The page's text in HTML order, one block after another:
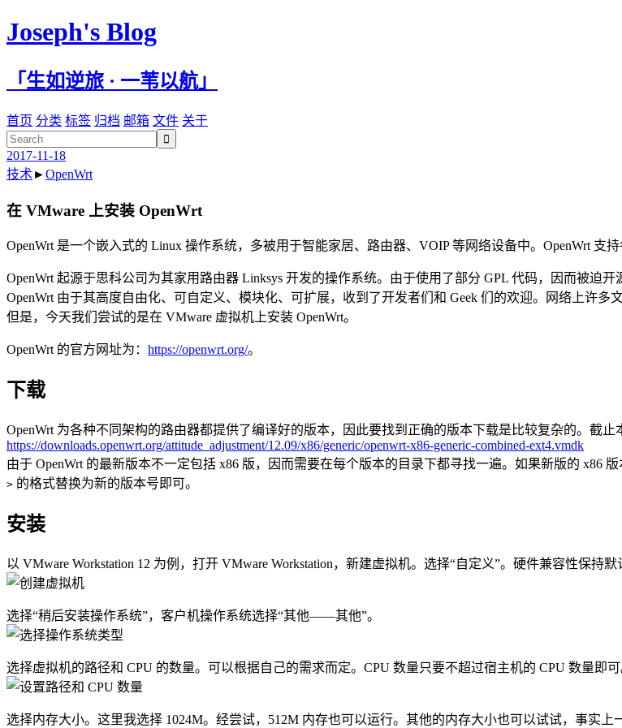
Joseph's Blog
「生如逆旅 · 一苇以航」
首页 分类 标签 归档 邮箱 文件 关于

2017-11-18
技术►OpenWrt
在 VMware 上安装 OpenWrt
OpenWrt 是一个嵌入式的 Linux 操作系统，多被用于智能家居、路由器、VOIP 等网络设备中。OpenWrt 支
OpenWrt 起源于思科公司为其家用路由器 Linksys 开发的操作系统。由于使用了部分 GPL 代码，因而被迫开
OpenWrt 由于其高度自由化、可自定义、模块化、可扩展，收到了开发者们和 Geek 们的欢迎。网络上许多
但是，今天我们尝试的是在 VMware 虚拟机上安装 OpenWrt。
OpenWrt 的官方网址为： https://openwrt.org/。
下载
OpenWrt 为各种不同架构的路由器都提供了编译好的版本，因此要找到正确的版本下载是比较复杂的。截止
https://downloads.openwrt.org/attitude_adjustment/12.09/x86/generic/openwrt-x86-generic-combined-ext4.vmdk
由于 OpenWrt 的最新版本不一定包括 x86 版，因而需要在每个版本的目录下都寻找一遍。如果新版的 x86
> 的格式替换为新的版本号即可。
安装
以 VMware Workstation 12 为例，打开 VMware Workstation，新建虚拟机。选择“自定义”。硬件兼容性保持默
选择“稍后安装操作系统”，客户机操作系统选择“其他——其他”。
选择虚拟机的路径和 CPU 的数量。可以根据自己的需求而定。CPU 数量只要不超过宿主机的 CPU 数量即可
选择内存大小。这里我选择 1024M。经尝试，512M 内存也可以运行。其他的内存大小也可以试试，事实